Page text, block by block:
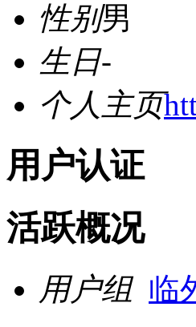
性别男
生日-
个人主页
用户认证
活跃概况
用户组 临